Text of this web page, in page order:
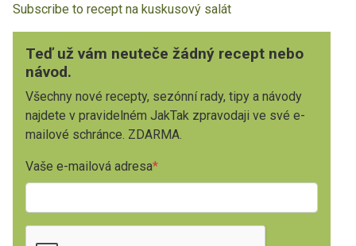
Subscribe to recept na kuskusový salát
Teď už vám neuteče žádný recept nebo
návod.
Všechny nové recepty, sezónní rady, tipy a návody
najdete v pravidelném JakTak zpravodaji ve své e-
mailové schránce. ZDARMA.
Vaše e-mailová adresa